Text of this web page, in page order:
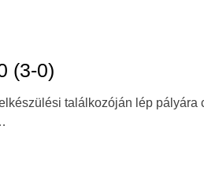
(3-0)
találkozóján lép pályára